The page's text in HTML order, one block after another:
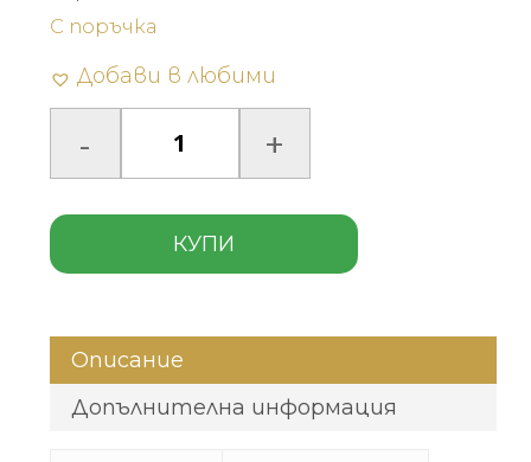
С поръчка
Добави в любими
КУПИ
Описание
Допълнителна информация